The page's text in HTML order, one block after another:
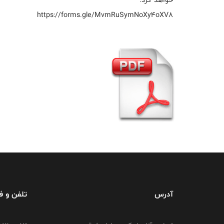
https://forms.gle/MvmRuSymNoXy4oXV8
آدرس تلفن